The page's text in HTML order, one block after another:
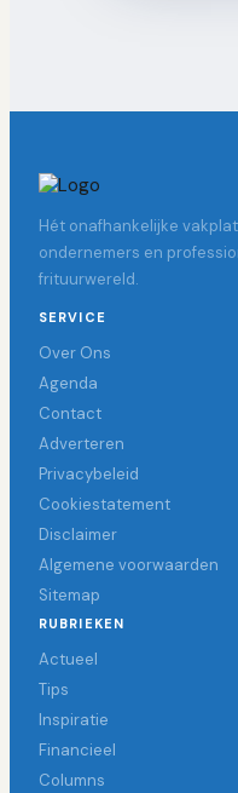
Hét onafhankelijke
ondernemers en
frituurwereld.
SERVICE
Over Ons
Agenda
Contact
Adverteren
Privacybeleid
Cookiestatement
Disclaimer
Algemene voorwaarden
Sitemap
RUBRIEKEN
Actueel
Tips
Inspiratie
Financieel
Columns